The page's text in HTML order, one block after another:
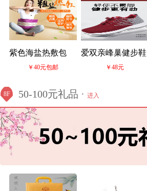
紫色海盐热敷包
￥40元包邮
爱双亲峰巢健步鞋
￥48元
8F 50-100元礼品 · 进入